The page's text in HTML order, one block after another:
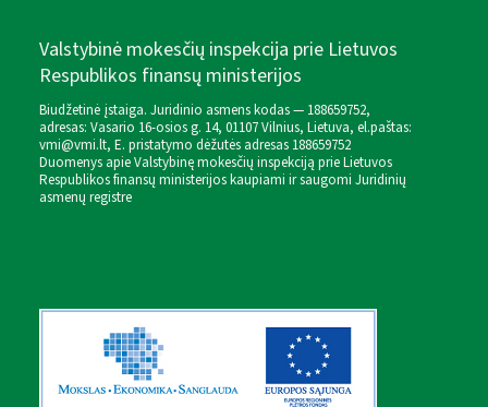
Valstybinė mokesčių inspekcija prie Lietuvos
Respublikos finansų ministerijos
Biudžetinė įstaiga. Juridinio asmens kodas — 188659752,
adresas: Vasario 16-osios g. 14, 01107 Vilnius, Lietuva, el.paštas:
vmi@vmi.lt, E. pristatymo dėžutės adresas 188659752
Duomenys apie Valstybinę mokesčių inspekciją prie Lietuvos
Respublikos finansų ministerijos kaupiami ir saugomi Juridinių
asmenų registre